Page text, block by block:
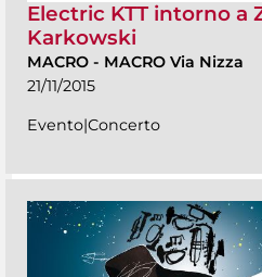
Electric KTT intorno a
Karkowski
MACRO - MACRO Via Nizza
21/11/2015
Evento|Concerto